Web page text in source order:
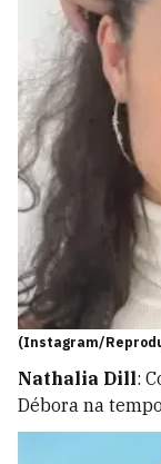
(Instagram/
Nathalia Dill:
Débora na